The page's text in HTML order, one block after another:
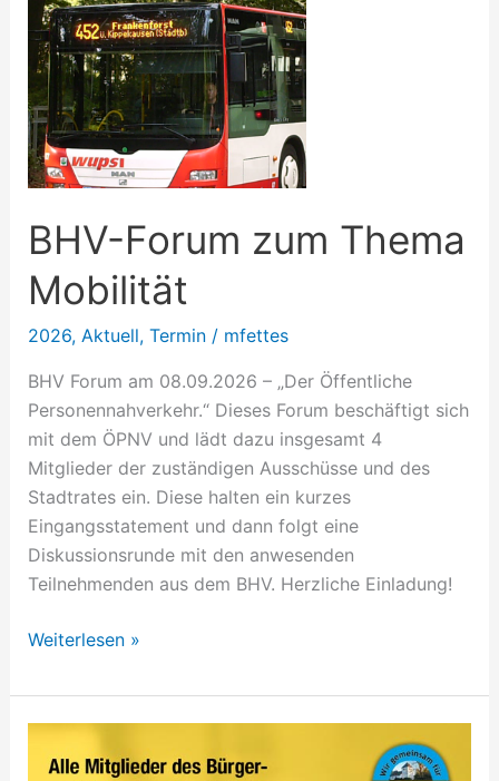
BHV-Forum zum Thema
Mobilität
2026, Aktuell, Termin/ mfettes
BHV Forum am 08.09.2026 – „Der Öffentliche
Personennahverkehr.“ Dieses Forum beschäftigt sich
mit dem ÖPNV und lädt dazu insgesamt 4
Mitglieder der zuständigen Ausschüsse und des
Stadtrates ein. Diese halten ein kurzes
Eingangsstatement und dann folgt eine
Diskussionsrunde mit den anwesenden
Teilnehmenden aus dem BHV. Herzliche Einladung!
BHV-
Forum
zum
Thema
Mobilität
Weiterlesen »
für